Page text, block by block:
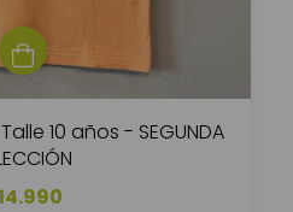
10 años - SEGUNDA